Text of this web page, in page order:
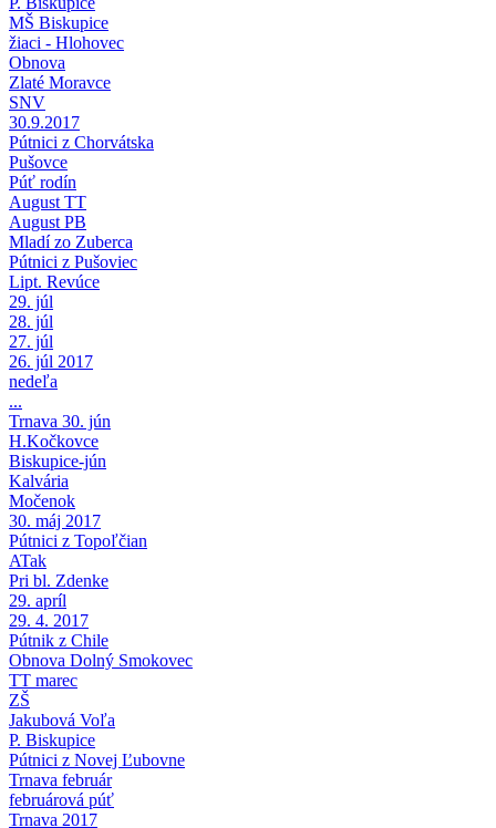
MŠ Biskupice
žiaci - Hlohovec
Obnova
Zlaté Moravce
SNV
30.9.2017
Pútnici z Chorvátska
Pušovce
Púť rodín
August TT
August PB
Mladí zo Zuberca
Pútnici z Pušoviec
Lipt. Revúce
29. júl
28. júl
27. júl
26. júl 2017
nedeľa
...
Trnava 30. jún
H.Kočkovce
Biskupice-jún
Kalvária
Močenok
30. máj 2017
Pútnici z Topoľčian
ATak
Pri bl. Zdenke
29. apríl
29. 4. 2017
Pútnik z Chile
Obnova Dolný Smokovec
TT marec
ZŠ
Jakubová Voľa
P. Biskupice
Pútnici z Novej Ľubovne
Trnava február
februárová púť
Trnava 2017